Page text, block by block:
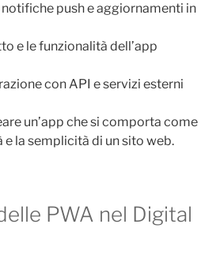
push e aggiornamenti in
e le funzionalità dell’app
con API e servizi esterni
un’app che si comporta come
la semplicità di un sito web.
PWA nel Digital